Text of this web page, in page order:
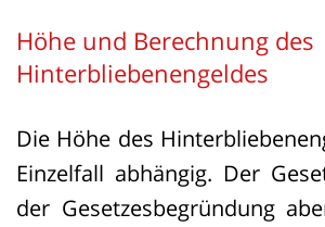
Höhe und Berechnung des
Hinterbliebenengeldes
Die Höhe des
Einzelfall abhängig. Der
der Gesetzesbegründung